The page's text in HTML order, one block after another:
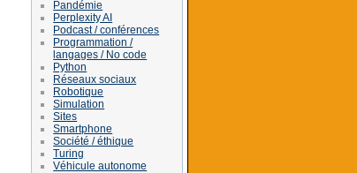
Pandémie
Perplexity AI
Podcast / conférences
Programmation /
langages / No code
Python
Réseaux sociaux
Robotique
Simulation
Sites
Smartphone
Société / éthique
Turing
Véhicule autonome